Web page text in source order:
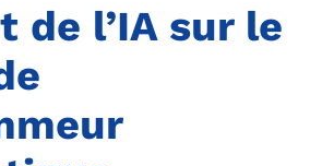
de l’IA sur le